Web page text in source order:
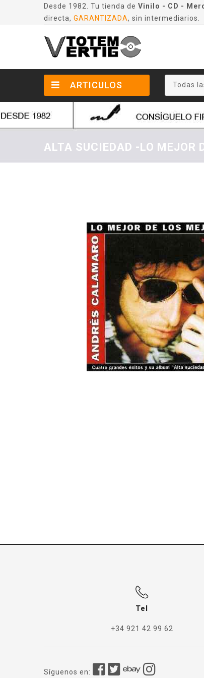
Desde 1982. Tu tienda de Vinilo - CD -
directa, GARANTIZADA, sin intermediarios.
ARTICULOS Todas
ALTA SUCIEDAD -LO MEJOR
Tel
+34 921 42 99 62
Síguenos en: